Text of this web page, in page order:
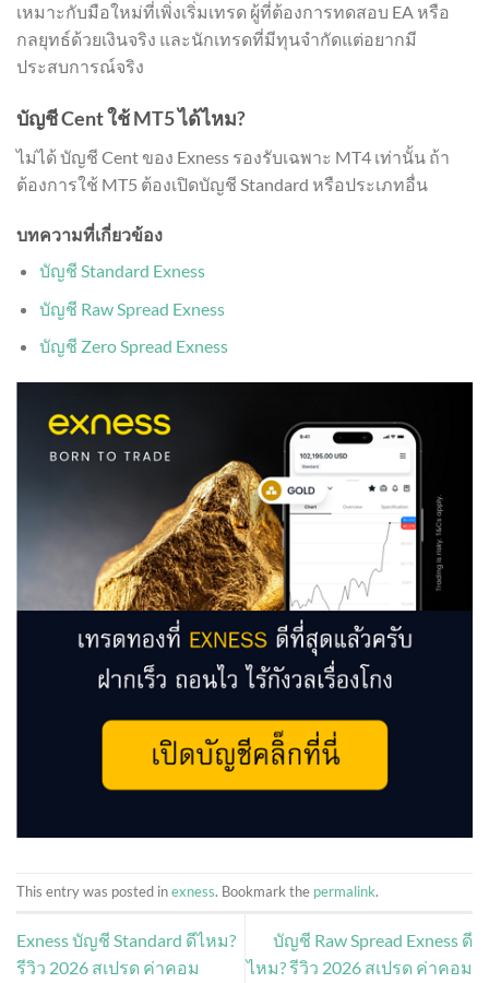
เหมาะกับมือใหม่ที่เพิ่งเริ่มเทรด ผู้ที่ต้องการทดสอบ EA หรือ
กลยุทธ์ด้วยเงินจริง และนักเทรดที่มีทุนจำกัดแต่อยากมี
ประสบการณ์จริง
บัญชี Cent ใช้ MT5 ได้ไหม?
ไม่ได้ บัญชี Cent ของ Exness รองรับเฉพาะ MT4 เท่านั้น ถ้า
ต้องการใช้ MT5 ต้องเปิดบัญชี Standard หรือประเภทอื่น
บทความที่เกี่ยวข้อง
บัญชี Standard Exness
บัญชี Raw Spread Exness
บัญชี Zero Spread Exness
This entry was posted inexness. Bookmark the permalink.
Exness บัญชี Standard ดีไหม?
รีวิว 2026 สเปรด ค่าคอม
บัญชี Raw Spread Exness ดี
ไหม? รีวิว 2026 สเปรด ค่าคอม